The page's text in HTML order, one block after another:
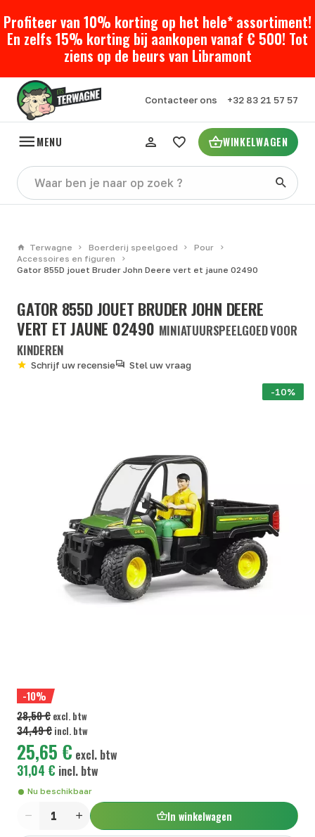
Profiteer van 10% korting op het hele* assortiment!
En zelfs 15% korting bij aankopen vanaf € 500! Tot
ziens op de beurs van Libramont
Contacteer ons +32 83 21 57 57
MENU WINKELWAGEN
Terwagne Boerderij speelgoed
Pour
Accessoires en figuren
Gator 855D jouet Bruder John Deere vert et jaune 02490
GATOR 855D JOUET BRUDER JOHN DEERE
VERT ET JAUNE 02490 MINIATUURSPEELGOED VOOR
KINDEREN
Schrijf uw recensie Stel uw vraag
-10%
-10%
28,50 € excl. btw
34,49 € incl. btw
25,65 € excl. btw
31,04 € incl. btw
Nu beschikbaar
Aantal In winkelwagen